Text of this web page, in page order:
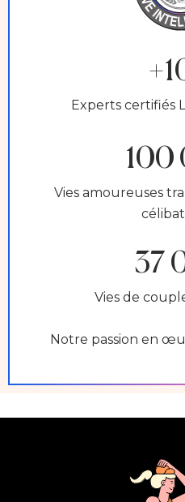
Experts certifiés
100
Vies amoureuses
37
Vies de
Notre passion en